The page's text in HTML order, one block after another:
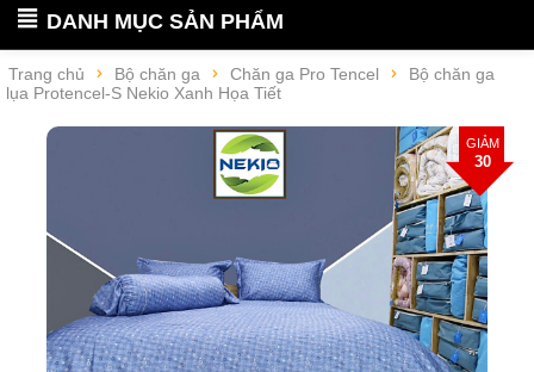
DANH MỤC SẢN PHẨM
Trang chủ Bộ chăn ga Chăn ga Pro Tencel
Bộ chăn ga
lụa Protencel-S Nekio Xanh Họa Tiết
GIẢM
30